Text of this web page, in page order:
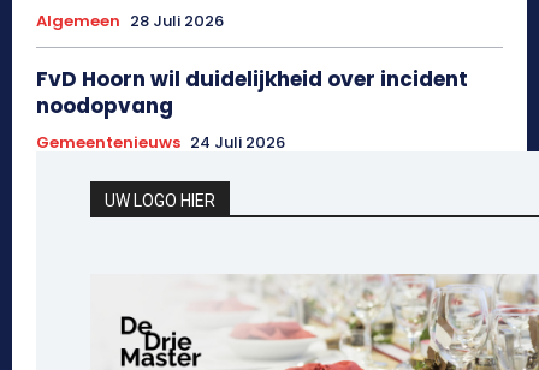
Algemeen 28 Juli 2026
FvD Hoorn wil duidelijkheid over incident
noodopvang
Gemeentenieuws 24 Juli 2026
UW LOGO HIER